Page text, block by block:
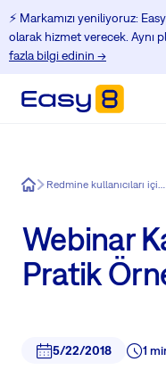
⚡️ Markamızı yeniliyoruz:
olarak hizmet verecek. Aynı
fazla bilgi edinin →
Easy8 Redmine kullanıcıları için Eğitim Merkezi
Webinar
Pratik
5/22/2018 1